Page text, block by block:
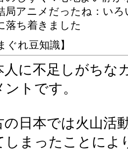
局アニメだったね：い
落ち着きました
ぐれ豆知識】
人に不足しがちな
ントです。
の日本では火山活
しまったことによ